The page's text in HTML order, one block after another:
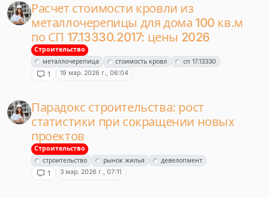
Расчет стоимости кровли из
металлочерепицы для дома 100 кв.м
по СП 17.13330.2017: цены 2026
Строительство
металлочерепица
стоимость кровл сп 17.13330
1 19 мар. 2026 г., 06:04
Парадокс строительства: рост
статистики при сокращении новых
проектов
Строительство
строительство
рынок жилья девелопмент
1 3 мар. 2026 г., 07:11